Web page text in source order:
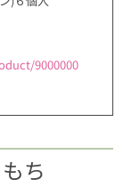
9000000
ち